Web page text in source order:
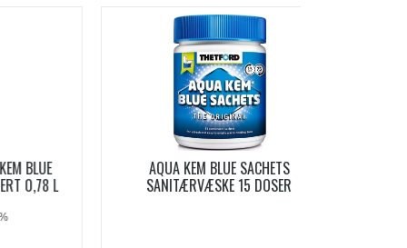
L
AQUA KEM BLUE SACHETS
SANITÆRVÆSKE 15 DOSER